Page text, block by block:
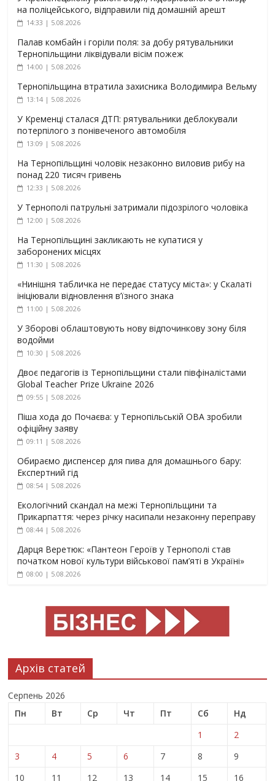
на поліцейського, відправили під домашній арешт
14:33 | 5.08.2026
Палав комбайн і горіли поля: за добу рятувальники
Тернопільщини ліквідували вісім пожеж
14:00 | 5.08.2026
Тернопільщина втратила захисника Володимира Вельму
13:14 | 5.08.2026
У Кременці сталася ДТП: рятувальники деблокували
потерпілого з понівеченого автомобіля
13:09 | 5.08.2026
На Тернопільщині чоловік незаконно виловив рибу на
понад 220 тисяч гривень
12:33 | 5.08.2026
У Тернополі патрульні затримали підозрілого чоловіка
12:00 | 5.08.2026
На Тернопільщині закликають не купатися у
заборонених місцях
11:30 | 5.08.2026
«Нинішня табличка не передає статусу міста»: у Скалаті
ініціювали відновлення в’їзного знака
11:00 | 5.08.2026
У Зборові облаштовують нову відпочинкову зону біля
водойми
10:30 | 5.08.2026
Двоє педагогів із Тернопільщини стали півфіналістами
Global Teacher Prize Ukraine 2026
09:55 | 5.08.2026
Піша хода до Почаєва: у Тернопільській ОВА зробили
офіційну заяву
09:11 | 5.08.2026
Обираємо диспенсер для пива для домашнього бару:
Експертний гід
08:54 | 5.08.2026
Екологічний скандал на межі Тернопільщини та
Прикарпаття: через річку насипали незаконну переправу
08:44 | 5.08.2026
Дарця Веретюк: «Пантеон Героїв у Тернополі став
початком нової культури військової пам’яті в Україні»
08:00 | 5.08.2026
Архів статей
Серпень 2026
Пн
Вт Ср Чт Пт Сб
Нд
1
2
3
4 5 6 7 8
9
10
11 12 13 14 15
16